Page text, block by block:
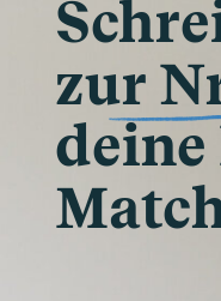
zur
deine